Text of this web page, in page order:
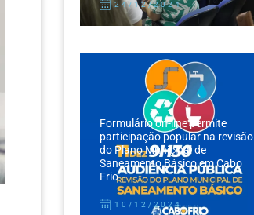
24/12/2024
Formulário on-line permite
participação popular na revisão
do Plano Municipal de
Saneamento Básico em Cabo
Frio
10/12/2024